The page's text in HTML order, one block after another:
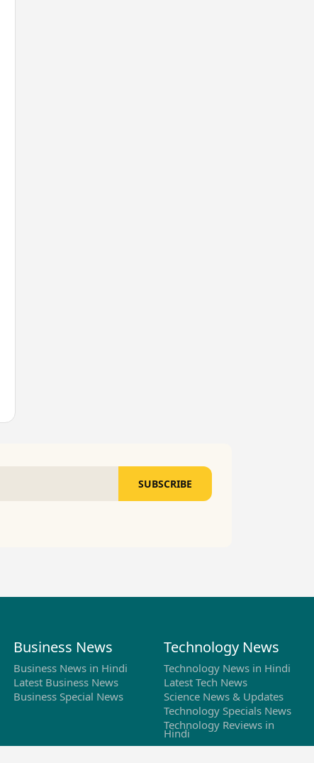
SUBSCRIBE
Business News
Business News in Hindi
Latest Business News
Business Special News
Technology News
Technology News in Hindi
Latest Tech News
Science News & Updates
Technology Specials News
Technology Reviews in
Hindi